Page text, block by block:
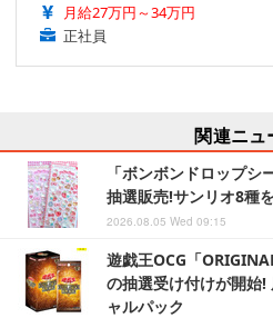
月給27万円～34万円
正社員
関連ニュ
「ボンボンドロップ
抽選販売!サンリオ8種
2026.08.05 Wed 09:15
遊戯王OCG「
の抽選受け付けが開始
ャルパック